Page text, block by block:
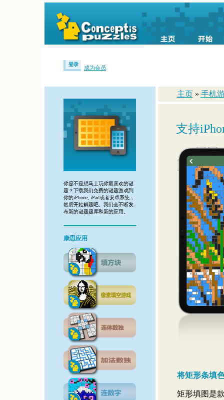
登录
成为会员
你是不是想马上玩你最喜欢的谜
题？下载我们免费的谜题游戏到
你的iPhone, iPad或者安卓系统，
然后开始解题吧。我们会不断发
布新的谜题题库和新的应用。
康思应用
主页 » 手机
支持
将矩形条填
矩形填图是